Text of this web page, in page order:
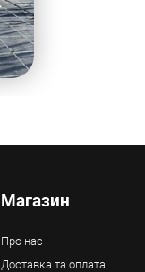
Магазин
Про нас
Доставка та оплата